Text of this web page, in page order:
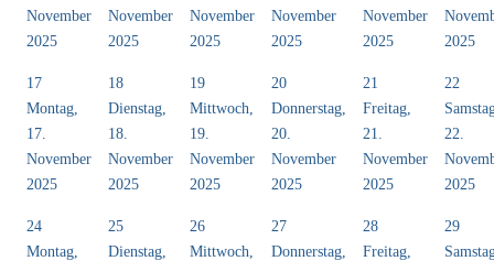
November
2025
November
2025
November
2025
November
2025
November
2025
2025
17
Montag,
17.
November
2025
18
Dienstag,
18.
November
2025
19
Mittwoch,
19.
November
2025
20
Donnerstag,
20.
November
2025
21
Freitag,
21.
November
2025
22
22.
2025
24
Montag,
25
Dienstag,
26
Mittwoch,
27
Donnerstag,
28
Freitag,
29